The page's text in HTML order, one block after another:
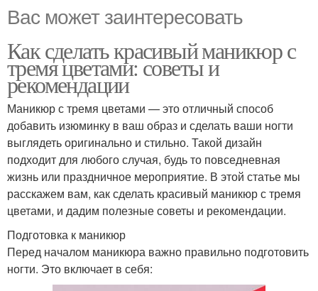
Вас может заинтересовать
Как сделать красивый маникюр с
тремя цветами: советы и
рекомендации
Маникюр с тремя цветами — это отличный способ
добавить изюминку в ваш образ и сделать ваши ногти
выглядеть оригинально и стильно. Такой дизайн
подходит для любого случая, будь то повседневная
жизнь или праздничное мероприятие. В этой статье мы
расскажем вам, как сделать красивый маникюр с тремя
цветами, и дадим полезные советы и рекомендации.
Подготовка к маникюр
Перед началом маникюра важно правильно подготовить
ногти. Это включает в себя: